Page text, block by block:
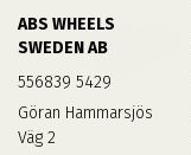
ABS WHEELS
SWEDEN AB
556839 5429
Göran Hammarsjös
Väg 2